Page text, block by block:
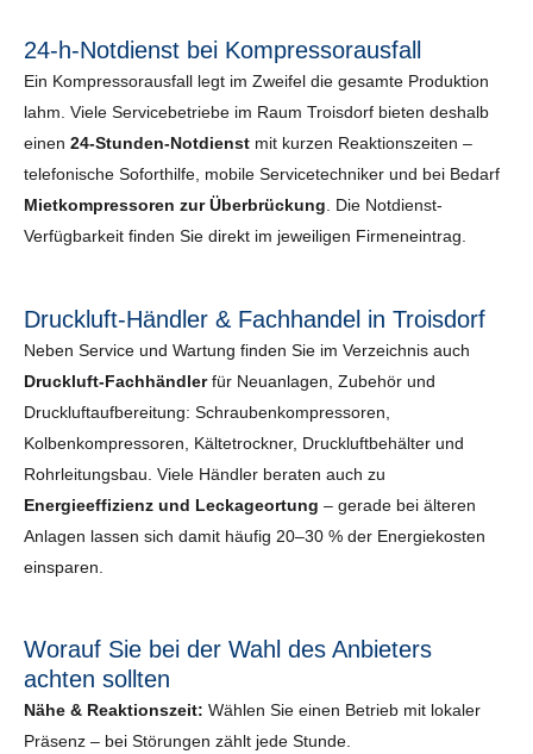
24-h-Notdienst bei Kompressorausfall
Ein Kompressorausfall legt im Zweifel die gesamte Produktion
lahm. Viele Servicebetriebe im Raum Troisdorf bieten deshalb
einen 24-Stunden-Notdienst mit kurzen Reaktionszeiten –
telefonische Soforthilfe, mobile Servicetechniker und bei Bedarf
Mietkompressoren zur Überbrückung. Die Notdienst-
Verfügbarkeit finden Sie direkt im jeweiligen Firmeneintrag.
Druckluft-Händler & Fachhandel in Troisdorf
Neben Service und Wartung finden Sie im Verzeichnis auch
Druckluft-Fachhändlerfür Neuanlagen, Zubehör und
Druckluftaufbereitung: Schraubenkompressoren,
Kolbenkompressoren, Kältetrockner, Druckluftbehälter und
Rohrleitungsbau. Viele Händler beraten auch zu
Energieeffizienz und Leckageortung – gerade bei älteren
Anlagen lassen sich damit häufig 20–30 % der Energiekosten
einsparen.
Worauf Sie bei der Wahl des Anbieters
achten sollten
Nähe & Reaktionszeit: Wählen Sie einen Betrieb mit lokaler
Präsenz – bei Störungen zählt jede Stunde.